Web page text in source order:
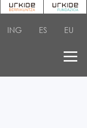
ING ES EU